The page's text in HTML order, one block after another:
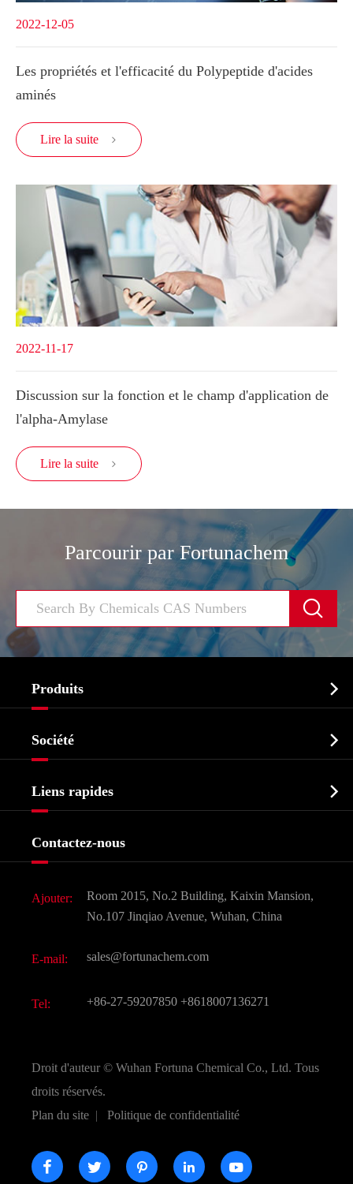
2022-12-05
Les propriétés et l'efficacité du Polypeptide d'acides
aminés
Lire la suite 
2022-11-17
Discussion sur la fonction et le champ d'application de
l'alpha-Amylase
Lire la suite 
Parcourir par Fortunachem

Produits 
Biochimique
Produits agrochimiques et intermédiaires
Ingrédients cosmétiques
Saveurs et parfums
CAS chimiques
Société 
Liens rapides 
Contactez-nous
Ajouter:
Room 2015, No.2 Building, Kaixin Mansion,
No.107 Jinqiao Avenue, Wuhan, China
E-mail: sales@fortunachem.com
Tel: +86-27-59207850 +8618007136271
Droit d'auteur © Wuhan Fortuna Chemical Co., Ltd. Tous
droits réservés.
Plan du site | Politique de confidentialité
    